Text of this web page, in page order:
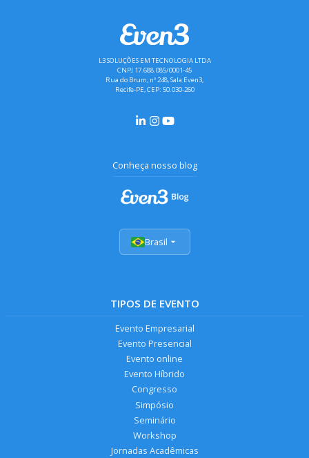
L3 SOLUÇÕES EM TECNOLOGIA LTDA
CNPJ 17.688.085/0001-45
Rua do Brum, nº 248, Sala Even3,
Recife-PE, CEP: 50.030-260
Conheça nosso blog
Brasil
TIPOS DE EVENTO
Evento Empresarial
Evento Presencial
Evento online
Evento Híbrido
Congresso
Simpósio
Seminário
Workshop
Jornadas Acadêmicas